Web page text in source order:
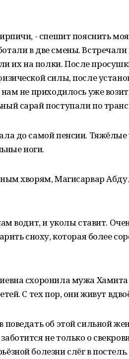
- спешит пояснить
в две смены. Встречали
их на полки. После
силы, после
нам не приходилось уже
сарай поступали по
до самой пенсии.
ноги.
хворям, Магисарвар
водит, и уколы ставит.
сноху, которая более
схоронила мужа
С тех пор, они живут
поведать об этой сильной
не только о
болезни слёг в